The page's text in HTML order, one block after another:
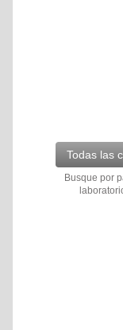
Todas las
Busque por